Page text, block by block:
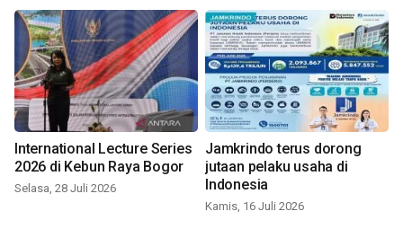
International Lecture Series
2026 di Kebun Raya Bogor
Selasa, 28 Juli 2026
Jamkrindo terus dorong
jutaan pelaku usaha di
Indonesia
Kamis, 16 Juli 2026